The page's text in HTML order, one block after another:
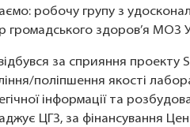
робочу групу з
громадського здоров’я МОЗ
за сприяння проекту
поліпшення якості
інформації та
ЦГЗ, за фінансування